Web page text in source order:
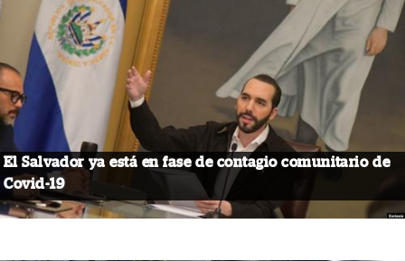
El Salvador ya está en fase de contagio comunitario de
Covid-19